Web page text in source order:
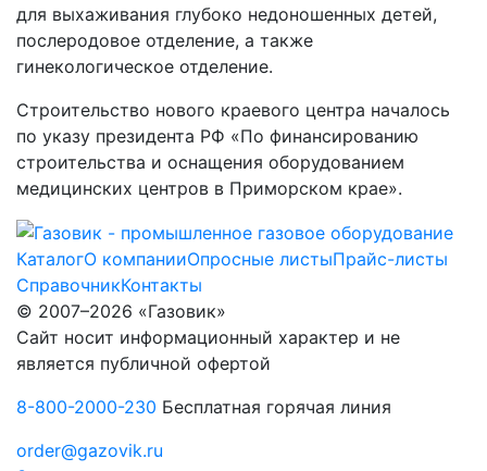
для выхаживания глубоко недоношенных детей,
послеродовое отделение, а также
гинекологическое отделение.
Строительство нового краевого центра началось
по указу президента РФ «По финансированию
строительства и оснащения оборудованием
медицинских центров в Приморском крае».
КаталогО компанииОпросные листыПрайс-листы
СправочникКонтакты
© 2007–2026 «Газовик»
Сайт носит информационный характер и не
является публичной офертой
8-800-2000-230 Бесплатная горячая линия
order@gazovik.ru